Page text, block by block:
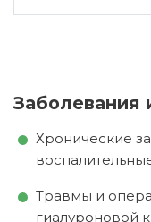
Хронические
Травмы и
гиалуроновой